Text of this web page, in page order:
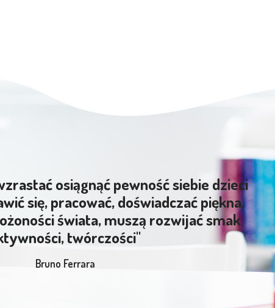
osiągnąć pewność siebie dzieci
się, pracować, doświadczać piękna,
świata, muszą rozwijać smak
twórczości"
Bruno Ferrara